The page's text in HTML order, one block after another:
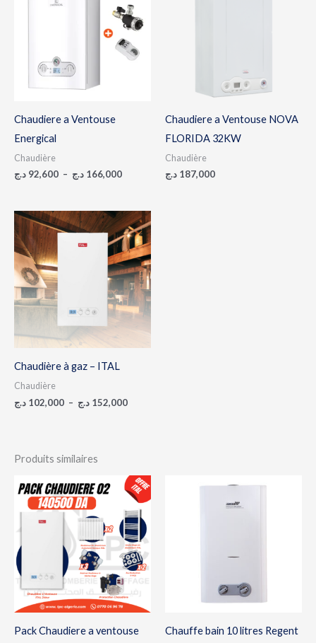
Chaudiere a Ventouse
Energical
Chaudière
92,600 د.ج – 166,000 د.ج
92,600 د.ج
à
Chaudiere a Ventouse NOVA
FLORIDA 32KW
Chaudière
187,000 د.ج
Chaudière à gaz – ITAL
Chaudière
102,000 د.ج – 152,000 د.ج
Plage
de
prix :
102,000 د.ج
à
Produits similaires
Pack Chaudiere a ventouse
Chauffe bain 10 litres Regent